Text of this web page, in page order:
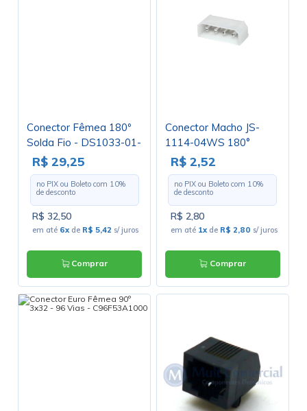
Conector Fêmea 180º
Solda Fio - DS1033-01-
FBN81-10A - Connfly
R$ 29,25
no PIX ou Boleto com 10%
de desconto
R$ 32,50
em até 6x de R$ 5,42 s/ juros
Comprar
Conector Macho JS-
1114-04WS 180°
5,08mm MATE-N-LOK
4 Vias Solda em Placa
R$ 2,52
no PIX ou Boleto com 10%
de desconto
R$ 2,80
em até 1x de R$ 2,80 s/ juros
Comprar